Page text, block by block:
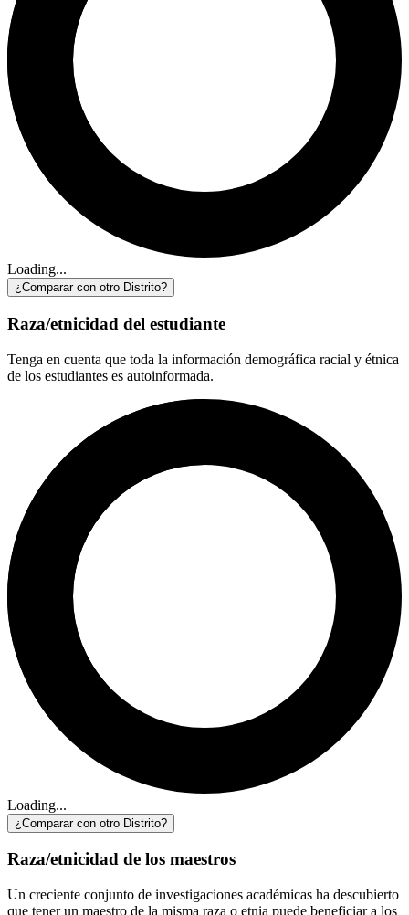
Loading...
¿Comparar con otro Distrito?
Raza/etnicidad del estudiante
Tenga en cuenta que toda la información demográfica racial y étnica
de los estudiantes es autoinformada.
Loading...
¿Comparar con otro Distrito?
Raza/etnicidad de los maestros
Un creciente conjunto de investigaciones académicas ha descubierto
que tener un maestro de la misma raza o etnia puede beneficiar a los